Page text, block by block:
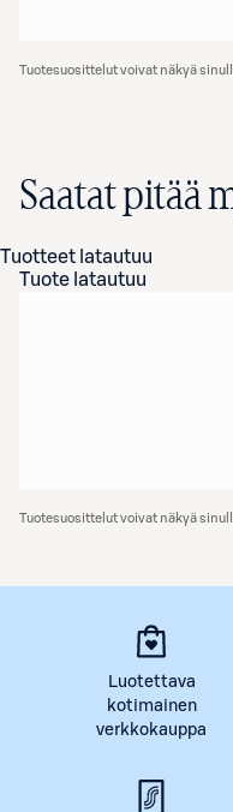
Tuotesuosittelut voivat näkyä
Saatat pitää
Tuotteet latautuu
Tuote latautuu
Tuotesuosittelut voivat näkyä
Luotettava
kotimainen
verkkokauppa